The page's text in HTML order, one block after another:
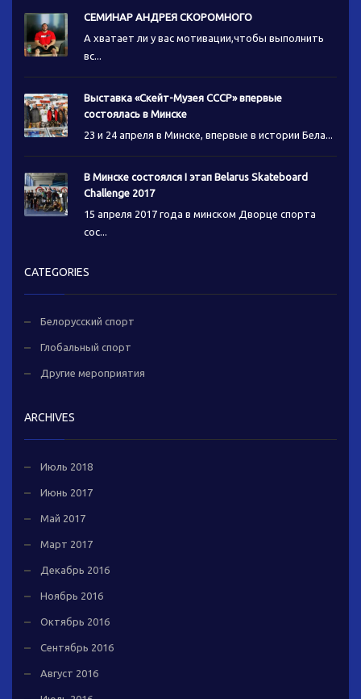
СЕМИНАР АНДРЕЯ СКОРОМНОГО
А хватает ли у вас мотивации,чтобы выполнить
вс...
Выставка «Скейт-Музея СССР» впервые
состоялась в Минске
23 и 24 апреля в Минске, впервые в истории Бела...
В Минске состоялся I этап Belarus Skateboard
Challenge 2017
15 апреля 2017 года в минском Дворце спорта
сос...
CATEGORIES
Белорусский спорт
Глобальный спорт
Другие мероприятия
ARCHIVES
Июль 2018
Июнь 2017
Май 2017
Март 2017
Декабрь 2016
Ноябрь 2016
Октябрь 2016
Сентябрь 2016
Август 2016